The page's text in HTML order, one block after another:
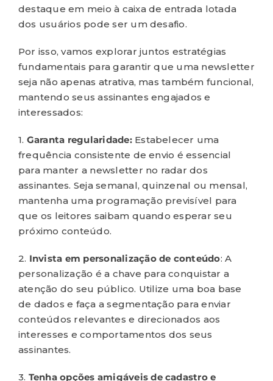
destaque em meio à caixa de entrada lotada
dos usuários pode ser um desafio.
Por isso, vamos explorar juntos estratégias
fundamentais para garantir que uma newsletter
seja não apenas atrativa, mas também funcional,
mantendo seus assinantes engajados e
interessados:
1. Garanta regularidade:Estabelecer uma
frequência consistente de envio é essencial
para manter a newsletter no radar dos
assinantes. Seja semanal, quinzenal ou mensal,
mantenha uma programação previsível para
que os leitores saibam quando esperar seu
próximo conteúdo.
2. Invista em personalização de conteúdo: A
personalização é a chave para conquistar a
atenção do seu público. Utilize uma boa base
de dados e faça a segmentação para enviar
conteúdos relevantes e direcionados aos
interesses e comportamentos dos seus
assinantes.
3. Tenha opções amigáveis de cadastro e